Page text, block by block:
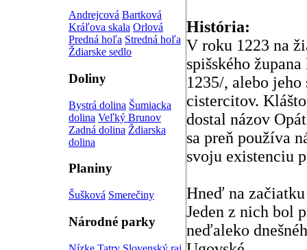
Andrejcová Bartková
Kráľova skala Orlová
Predná hoľa Stredná hoľa
Ždiarske sedlo
Doliny
Bystrá dolina Šumiacka
dolina Veľký Brunov
Zadná dolina Ždiarska
dolina
Planiny
Šušková Smerečiny
Národné parky
História:
V roku 1223 na
spišského
1235/, alebo
cistercitov.
dostal názov
sa preň používa
svoju existenciu
Hneď na
Jeden z nich bol
neďaleko